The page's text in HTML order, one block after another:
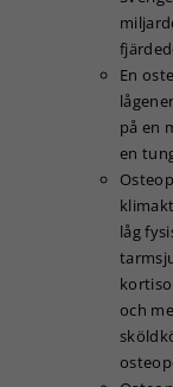
En
på en
en
låg
och